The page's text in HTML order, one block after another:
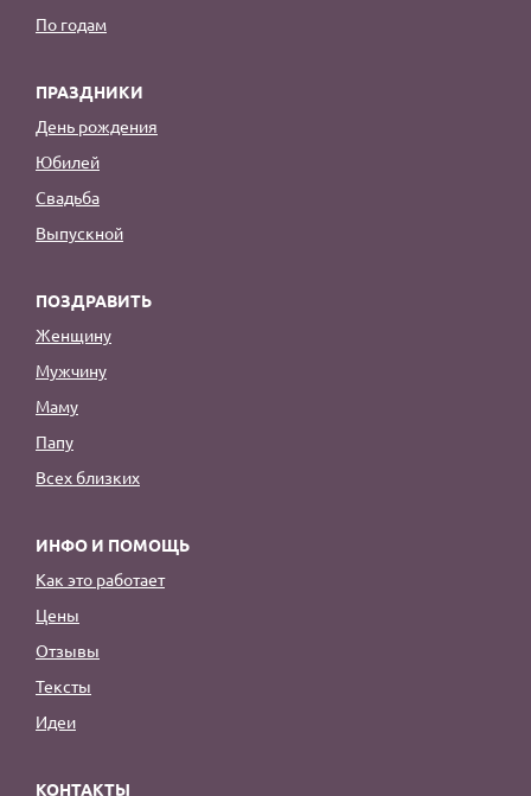
По годам
ПРАЗДНИКИ
День рождения
Юбилей
Свадьба
Выпускной
ПОЗДРАВИТЬ
Женщину
Мужчину
Маму
Папу
Всех близких
ИНФО И ПОМОЩЬ
Как это работает
Цены
Отзывы
Тексты
Идеи
КОНТАКТЫ